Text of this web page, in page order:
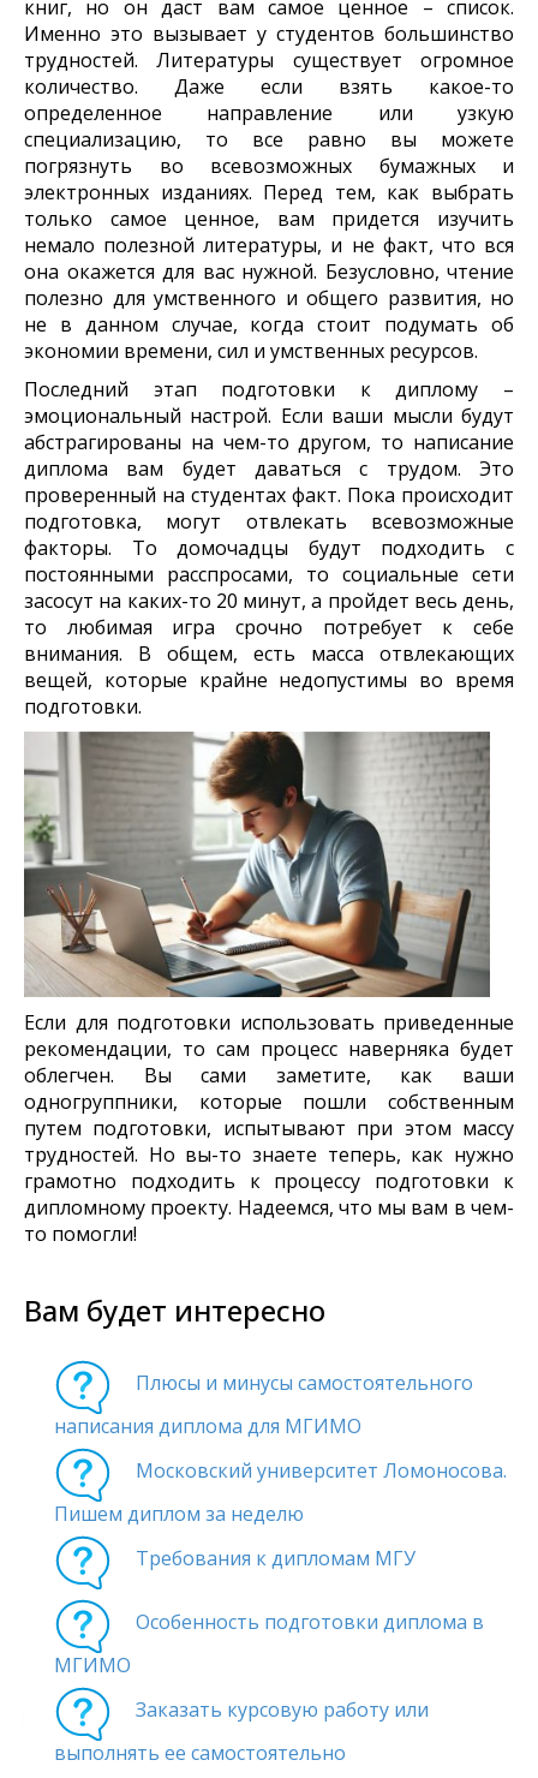
книг, но он даст вам самое ценное – список.
Именно это вызывает у студентов большинство
трудностей. Литературы существует огромное
количество. Даже если взять какое-то
определенное направление или узкую
специализацию, то все равно вы можете
погрязнуть во всевозможных бумажных и
электронных изданиях. Перед тем, как выбрать
только самое ценное, вам придется изучить
немало полезной литературы, и не факт, что вся
она окажется для вас нужной. Безусловно, чтение
полезно для умственного и общего развития, но
не в данном случае, когда стоит подумать об
экономии времени, сил и умственных ресурсов.
Последний этап подготовки к диплому –
эмоциональный настрой. Если ваши мысли будут
абстрагированы на чем-то другом, то написание
диплома вам будет даваться с трудом. Это
проверенный на студентах факт. Пока происходит
подготовка, могут отвлекать всевозможные
факторы. То домочадцы будут подходить с
постоянными расспросами, то социальные сети
засосут на каких-то 20 минут, а пройдет весь день,
то любимая игра срочно потребует к себе
внимания. В общем, есть масса отвлекающих
вещей, которые крайне недопустимы во время
подготовки.
Если для подготовки использовать приведенные
рекомендации, то сам процесс наверняка будет
облегчен. Вы сами заметите, как ваши
одногруппники, которые пошли собственным
путем подготовки, испытывают при этом массу
трудностей. Но вы-то знаете теперь, как нужно
грамотно подходить к процессу подготовки к
дипломному проекту. Надеемся, что мы вам в чем-
то помогли!
Вам будет интересно
Плюсы и минусы самостоятельного
написания диплома для МГИМО
Московский университет Ломоносова.
Пишем диплом за неделю
Требования к дипломам МГУ
Особенность подготовки диплома в
МГИМО
Заказать курсовую работу или
выполнять ее самостоятельно